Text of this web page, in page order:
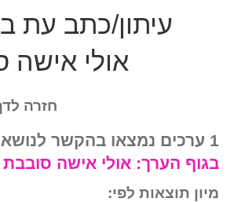
עיתון/כתב עת
אולי אישה
חזרה
1 ערכים נמצאו בהקשר לנושא:
בגוף הערך: אולי אישה סובבת
מיון תוצאות לפי: